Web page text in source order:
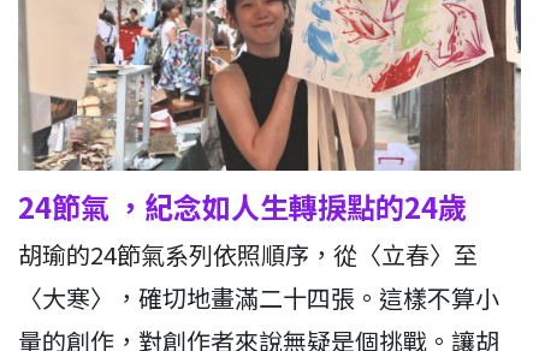
24節氣 ，紀念如人生轉捩點的24歲
胡瑜的24節氣系列依照順序，從〈立春〉至
〈大寒〉，確切地畫滿二十四張。這樣不算小
量的創作，對創作者來說無疑是個挑戰。讓胡